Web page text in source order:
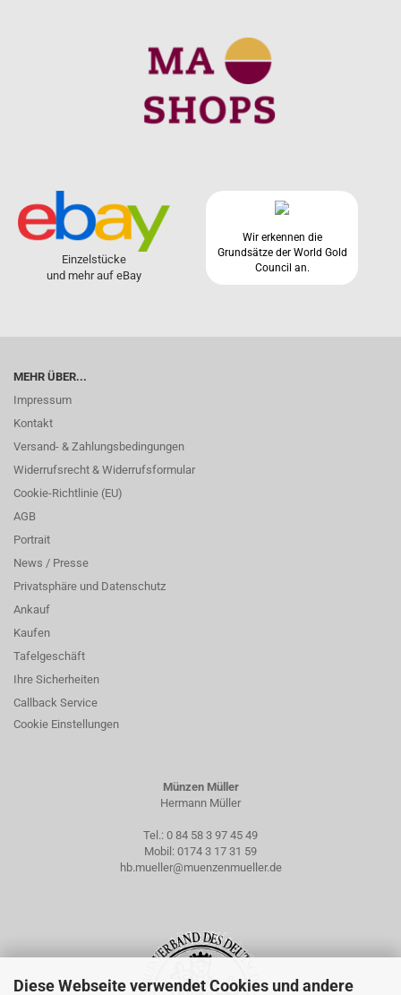
Diese Webseite verwendet Cookies und andere
Einzelstücke
und mehr auf eBay
Wir erkennen die
Grundsätze der World Gold
Council an.
MEHR ÜBER...
Impressum
Kontakt
Versand- & Zahlungsbedingungen
Widerrufsrecht & Widerrufsformular
Cookie-Richtlinie (EU)
AGB
Portrait
News / Presse
Privatsphäre und Datenschutz
Ankauf
Kaufen
Tafelgeschäft
Ihre Sicherheiten
Callback Service
Cookie Einstellungen
Münzen Müller
Hermann Müller
Tel.: 0 84 58 3 97 45 49
Mobil: 0174 3 17 31 59
hb.mueller@muenzenmueller.de